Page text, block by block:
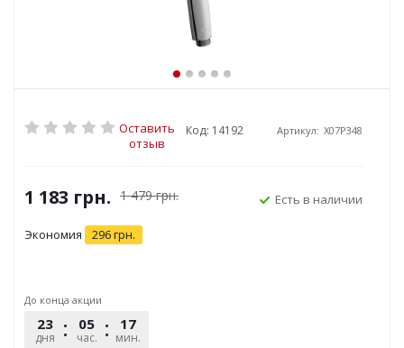
Оставить
отзыв
Код: 14192 Артикул: X07P348
1 183 грн. 1 479грн.
Экономия 296грн.
Есть в наличии
До конца акции
23
дня
05
час.
17
мин.